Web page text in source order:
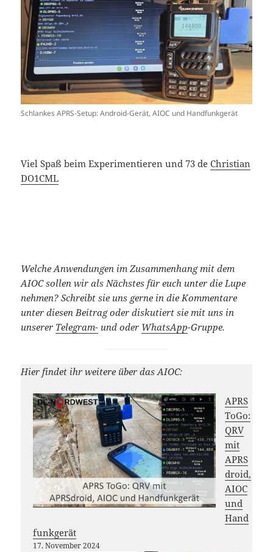
Schlankes APRS-Setup: Android-Gerät, AIOC und Handfunkgerät
Viel Spaß beim Experimentieren und 73 deChristian
DO1CML
Welche Anwendungen im Zusammenhang mit dem
AIOC sollen wir als Nächstes für euch unter die Lupe
nehmen? Schreibt sie uns gerne in die Kommentare
unter diesen Beitrag oder diskutiert sie mit uns in
unserer Telegram- und oder WhatsApp-Gruppe.
Hier findet ihr weitere über das AIOC:
APRS
ToGo:
QRV
mit
APRS
droid,
AIOC
und
Hand
funkgerät
17. November 2024